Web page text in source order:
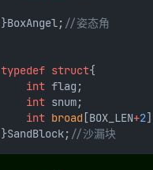
}BoxAngel; //姿态角
typedef struct{
int flag;
int snum;
int broad [BOX_LEN+2
}SandBlock; //沙漏块